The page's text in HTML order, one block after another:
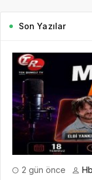
Son Yazılar
2 gün önce